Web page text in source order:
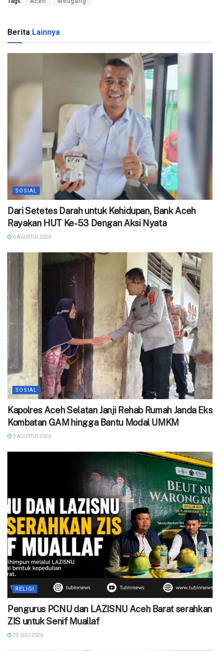
Berita Lainnya
SOSIAL
Dari Setetes Darah untuk Kehidupan, Bank Aceh
Rayakan HUT Ke-53 Dengan Aksi Nyata
6 AGUSTUS 2026
SOSIAL
‎Kapolres Aceh Selatan Janji Rehab Rumah Janda Eks
Kombatan GAM hingga Bantu Modal UMKM ‎
3 AGUSTUS 2026
RELIGI
Pengurus PCNU dan LAZISNU Aceh Barat serahkan
ZIS untuk Senif Muallaf
23 JULI 2026